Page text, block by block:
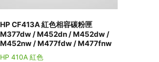
HP CF413A 紅色相容碳粉匣
M377dw / M452dn / M452dw /
M452nw / M477fdw / M477fnw
HP 410A 紅色